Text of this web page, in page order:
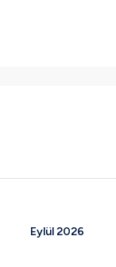
Eylül 2026